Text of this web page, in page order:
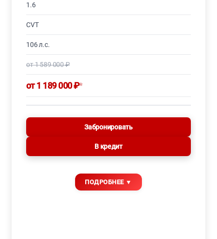
1.6
CVT
106 л.с.
от 1 589 000 ₽
от 1 189 000 ₽*
Забронировать
В кредит